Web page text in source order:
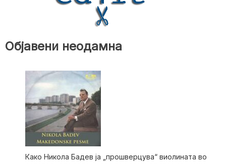
Објавени неодамна
Како Никола Бадев ја „прошверцува“ виолината во